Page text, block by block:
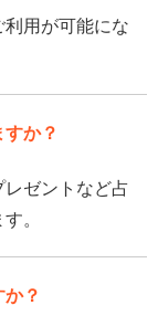
用が可能にな
か？
ゼントなど占
。
？